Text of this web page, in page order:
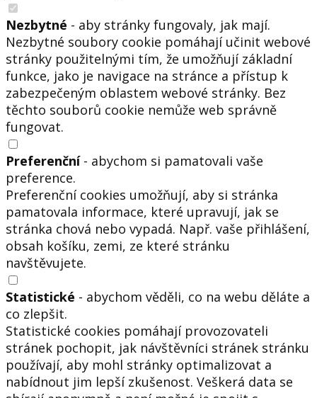
Nezbytné - aby stránky fungovaly, jak mají.
Nezbytné soubory cookie pomáhají učinit webové
stránky použitelnými tím, že umožňují základní
funkce, jako je navigace na stránce a přístup k
zabezpečeným oblastem webové stránky. Bez
těchto souborů cookie nemůže web správně
fungovat.
Preferenční- abychom si pamatovali vaše
preference.
Preferenční cookies umožňují, aby si stránka
pamatovala informace, které upravují, jak se
stránka chová nebo vypadá. Např. vaše přihlášení,
obsah košíku, zemi, ze které stránku
navštěvujete.
Statistické - abychom věděli, co na webu děláte a
co zlepšit.
Statistické cookies pomáhají provozovateli
stránek pochopit, jak návštěvníci stránek stránku
používají, aby mohl stránky optimalizovat a
nabídnout jim lepší zkušenost. Veškerá data se